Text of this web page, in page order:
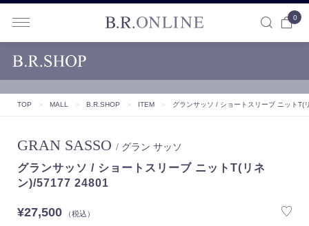
0
TOP ＞ MALL ＞ B.R.SHOP ＞ ITEM ＞ グランサッソ / ショートスリーブ ニットT(
GRAN SASSO / グラン サッソ
グランサッソ / ショートスリーブ ニットT(リネ
ン)/57177 24801
¥27,500（税込）